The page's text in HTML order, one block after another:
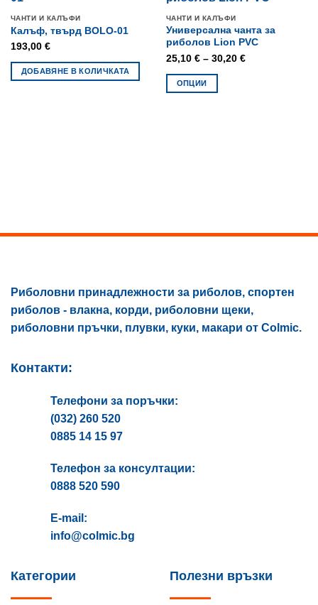
ЧАНТИ И КАЛЪФИ
Кaлъф, твърд BOLO-01
193,00 €
ДОБАВЯНЕ В КОЛИЧКАТА
ЧАНТИ И КАЛЪФИ
Универсална чанта за
риболов Lion PVC
25,10 € – 30,20 €Price
ОПЦИИ
chosen
page
Риболовни принадлежности за риболов, спортен
риболов - влакна, корди, риболовни щеки,
риболовни пръчки, плувки, куки, макари от Colmic.
Контакти:
Телефони за поръчки:
(032) 260 520
0885 14 15 97
Телефон за консултации:
0888 520 590
E-mail:
info@colmic.bg
Категории Полезни връзки